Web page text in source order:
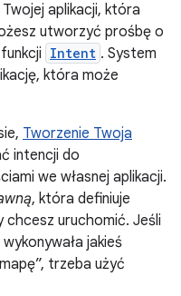
aplikacji, która
utworzyć prośbę o
Intent . System
która może
Tworzenie Twoja
intencji do
we własnej aplikacji.
, która definiuje
chcesz uruchomić. Jeśli
jakieś
trzeba użyć